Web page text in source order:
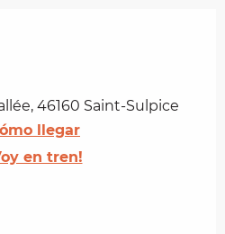
46160 Saint-Sulpice
llegar
en tren!